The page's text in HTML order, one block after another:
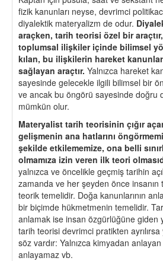
fizik kanunları neyse, devrimci
diyalektik materyalizm de odur.
araçken, tarih teorisi özel bir
toplumsal ilişkiler içinde bilimsel
kılan, bu ilişkilerin hareket
sağlayan araçtır. Yalnızca hareket
sayesinde gelecekle ilgili bilimsel bir
ve ancak bu öngörü sayesinde doğru
mümkün olur.
Materyalist tarih teorisinin çığır
gelişmenin ana hatlarını
şekilde etkilememize, ona belli
olmamıza izin veren ilk teori
yalnızca ve öncelikle geçmiş tarihin
zamanda ve her şeyden önce insanın
teorik temelidir. Doğa kanunlarının
bir biçimde hükmetmenin temelidir.
anlamak ise insan özgürlüğüne giden
tarih teorisi devrimci pratikten
söz vardır: Yalnızca kimyadan
anlayamaz vb.